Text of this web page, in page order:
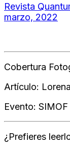
Revista
marzo, 2022
Cobertura
Artículo:
Evento:
¿Prefieres